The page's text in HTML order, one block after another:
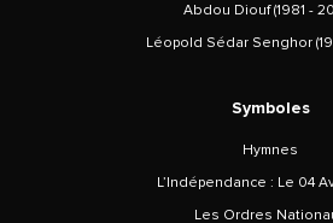
Abdou Diouf (1981 -
Léopold Sédar Senghor
Symboles
Hymnes
L’Indépendance : Le 04
Les Ordres